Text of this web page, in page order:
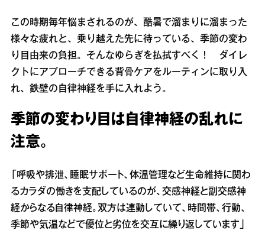
この時期毎年悩まされるのが、酷暑で溜まりに溜まった
様々な疲れと、乗り越えた先に待っている、季節の変わ
り目由来の負担。そんなゆらぎを払拭すべく！ ダイレ
クトにアプローチできる背骨ケアをルーティンに取り入
れ、鉄壁の自律神経を手に入れよう。
季節の変わり目は自律神経の乱れに
注意。
「呼吸や排泄、睡眠サポート、体温管理など生命維持に関わ
るカラダの働きを支配しているのが、交感神経と副交感神
経からなる自律神経。双方は連動していて、時間帯、行動、
季節や気温などで優位と劣位を交互に繰り返しています」